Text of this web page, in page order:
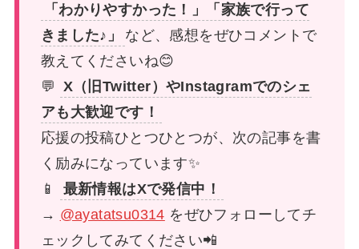
「わかりやすかった！」「家族で行って
きました♪」
など、感想をぜひコメントで
教えてくださいね😊
💬 X（旧Twitter）やInstagramでのシェ
アも大歓迎です！
応援の投稿ひとつひとつが、次の記事を書
く励みになっています✨
📱
最新情報はXで発信中！
→ @ayatatsu0314 をぜひフォローしてチ
ェックしてみてください📲